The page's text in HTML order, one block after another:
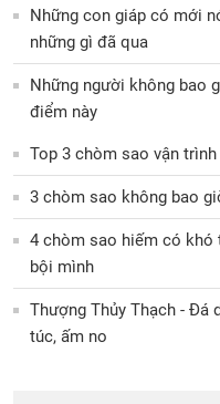
Những con giáp có mới
những gì đã qua
Những người không bao
điểm này
Top 3 chòm sao vận
3 chòm sao không bao
4 chòm sao hiếm có khó
bội mình
Thượng Thủy Thạch - Đá
túc, ấm no